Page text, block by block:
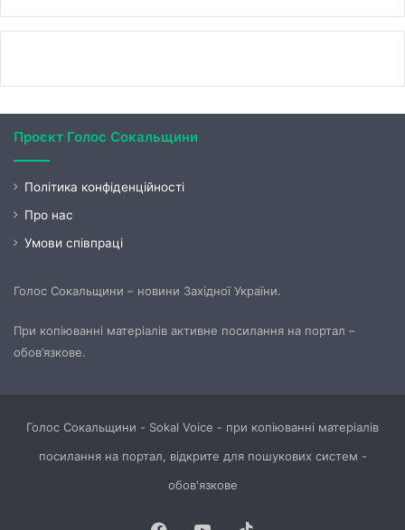
Проєкт Голос Сокальщини
Політика конфіденційності
Про нас
Умови співпраці
Голос Сокальщини – новини Західної України.
При копіюванні матеріалів активне посилання на портал –
обов’язкове.
Голос Сокальщини - Sokal Voice - при копіюванні матеріалів
посилання на портал, відкрите для пошукових систем -
обов'язкове